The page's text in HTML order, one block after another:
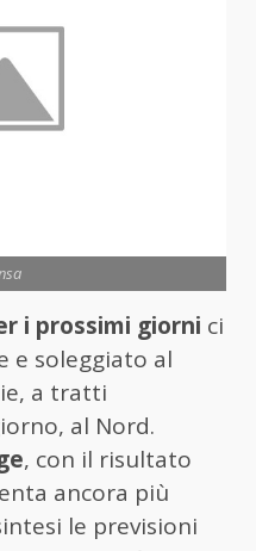
i prossimi giorni ci
e soleggiato al
a tratti
al Nord.
, con il risultato
ancora più
le previsioni